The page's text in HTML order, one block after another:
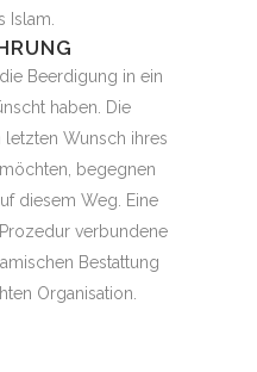
Islam.
Beerdigung in ein
haben. Die
Wunsch ihres
begegnen
diesem Weg. Eine
verbundene
Bestattung
Organisation.